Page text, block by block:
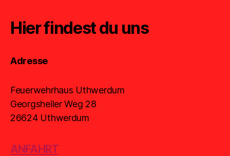
Hier findest du uns
Adresse
Feuerwehrhaus Uthwerdum
Georgsheiler Weg 28
26624 Uthwerdum
ANFAHRT